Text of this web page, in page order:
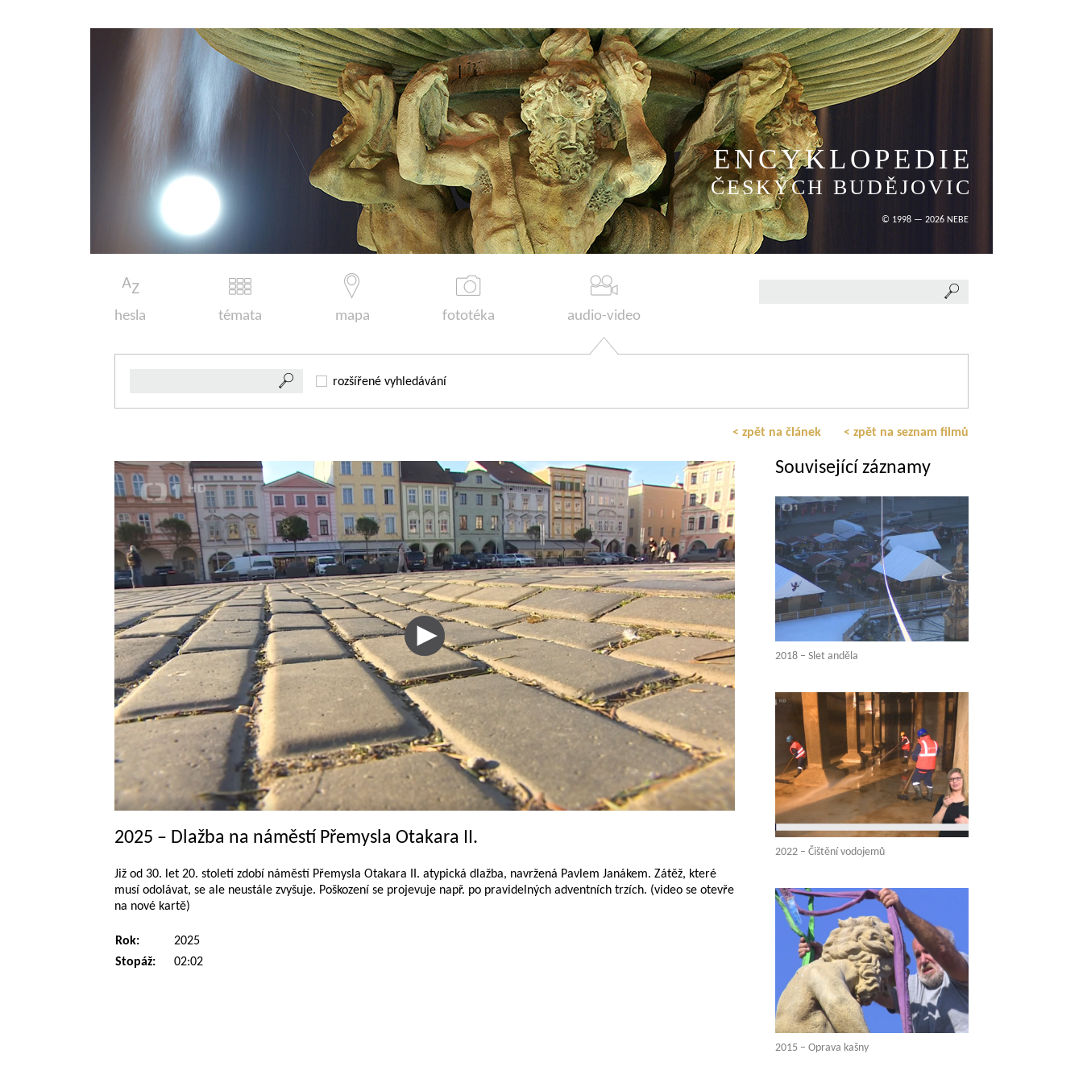
ENCYKLOPEDIE
ČESKÝCH BUDĚJOVIC
© 1998 — 2026 NEBE
hesla témata mapa fototéka audio-video
rozšířené vyhledávání
< zpět na článek < zpět na seznam filmů
2025 – Dlažba na náměstí Přemysla Otakara II.
Již od 30. let 20. století zdobí náměstí Přemysla Otakara II. atypická dlažba, navržená Pavlem Janákem. Zátěž, které
musí odolávat, se ale neustále zvyšuje. Poškození se projevuje např. po pravidelných adventních trzích. (video se otevře
na nové kartě)
Rok:
2025
Stopáž:
02:02
Související záznamy
2018 – Slet anděla
2022 – Čištění vodojemů
2015 – Oprava kašny